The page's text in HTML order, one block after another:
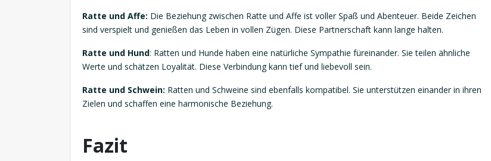
Ratte und Affe: Die Beziehung zwischen Ratte und Affe ist voller Spaß und Abenteuer. Beide Zeichen
sind verspielt und genießen das Leben in vollen Zügen. Diese Partnerschaft kann lange halten.
Ratte und Hund: Ratten und Hunde haben eine natürliche Sympathie füreinander. Sie teilen ähnliche
Werte und schätzen Loyalität. Diese Verbindung kann tief und liebevoll sein.
Ratte und Schwein: Ratten und Schweine sind ebenfalls kompatibel. Sie unterstützen einander in ihren
Zielen und schaffen eine harmonische Beziehung.
Fazit